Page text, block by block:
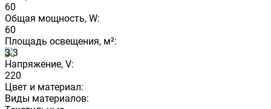
60
Общая мощность, W:
60
Площадь освещения, м²:
3.3
Напряжение, V:
220
Цвет и материал:
Виды материалов: